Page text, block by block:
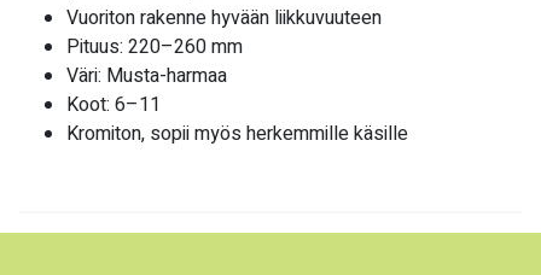
Vuoriton rakenne hyvään liikkuvuuteen
Pituus: 220–260 mm
Väri: Musta-harmaa
Koot: 6–11
Kromiton, sopii myös herkemmille käsille